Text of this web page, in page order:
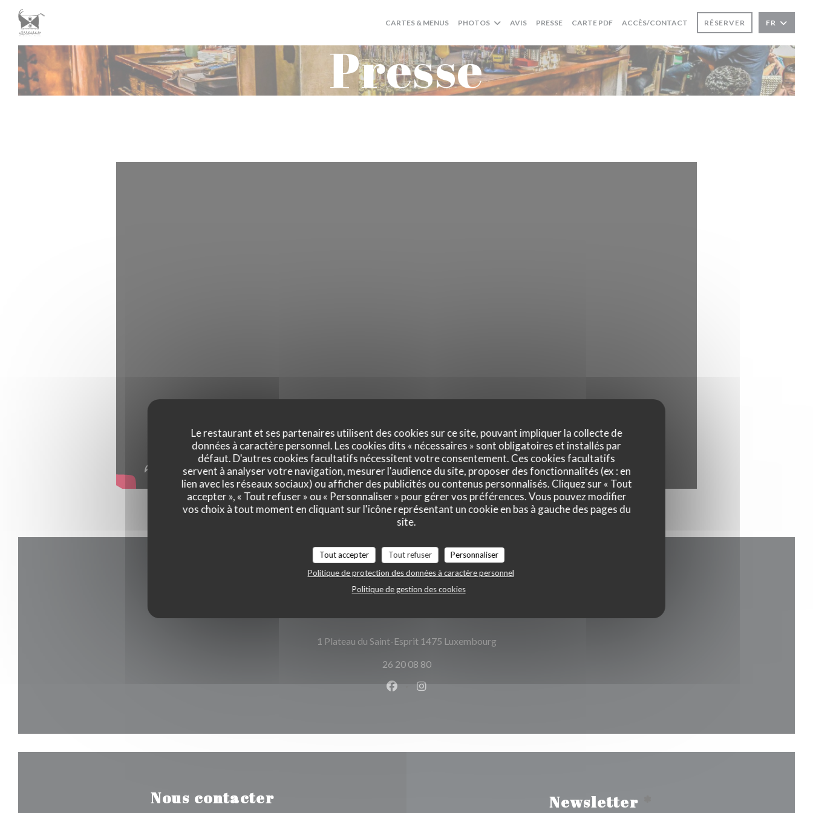
Personnalisation de vos choix en matière de cookies
Le restaurant et ses partenaires utilisent des cookies sur ce site, pouvant impliquer la collecte de
données à caractère personnel. Les cookies dits « nécessaires » sont obligatoires et installés par
défaut. D'autres cookies facultatifs nécessitent votre consentement. Ces cookies facultatifs
servent à analyser votre navigation, mesurer l'audience du site, proposer des fonctionnalités (ex : en
lien avec les réseaux sociaux) ou afficher des publicités ou contenus personnalisés. Cliquez sur « Tout
accepter », « Tout refuser » ou « Personnaliser » pour gérer vos préférences. Vous pouvez modifier
vos choix à tout moment en cliquant sur l'icône représentant un cookie en bas à gauche des pages du
site.
Tout accepter Tout refuser
Personnaliser
Politique de protection des données à caractère personnel
Politique de gestion des cookies
CARTES & MENUS PHOTOS AVIS PRESSE CARTE PDF((OUVRE UNE NOUVELLE FENÊTRE))
ACCÈS/CONTACT RÉSERVER FR
Presse
Accès/Contact
1 Plateau du Saint-Esprit 1475 Luxembourg((ouvre une nouvelle fenêtre))
26 20 08 80
Facebook ((ouvre une nouvelle fenêtre))
Instagram ((ouvre une nouvelle fenêtre))
Nous contacter Newsletter